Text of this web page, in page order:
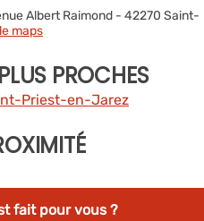
Albert Raimond - 42270 Saint-
maps
PROCHES
Priest-en-Jarez
fait pour vous ?